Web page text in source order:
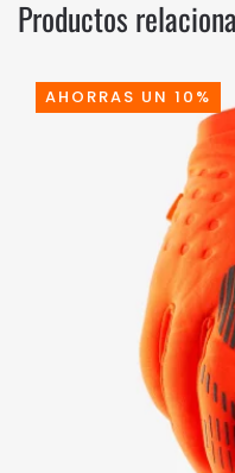
Productos
AHORRAS UN 10%